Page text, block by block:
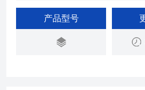
界面等多功能综合的解析软件，不管
或是长时间测试，都能提高效率减轻
产品型号